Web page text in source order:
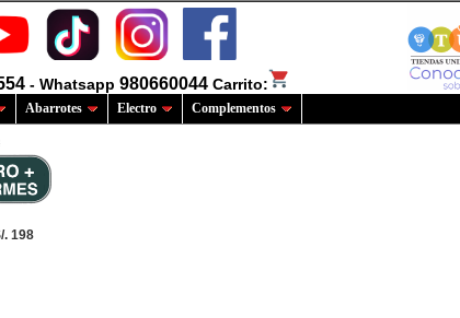
- Whatsapp 980660044 Carrito:
Abarrotes Electro Complementos
. 198